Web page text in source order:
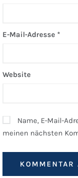
E-Mail-Adresse *
Website
Name, E-Mail-
meinen nächsten